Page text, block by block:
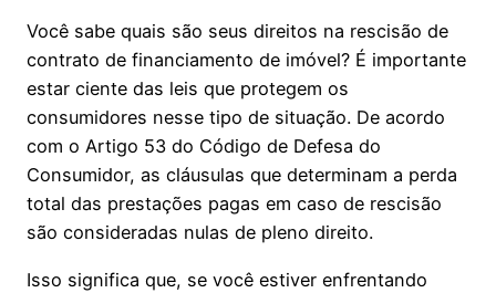
Você sabe quais são seus direitos na rescisão de
contrato de financiamento de imóvel? É importante
estar ciente das leis que protegem os
consumidores nesse tipo de situação. De acordo
com o Artigo 53 do Código de Defesa do
Consumidor, as cláusulas que determinam a perda
total das prestações pagas em caso de rescisão
são consideradas nulas de pleno direito.
Isso significa que, se você estiver enfrentando